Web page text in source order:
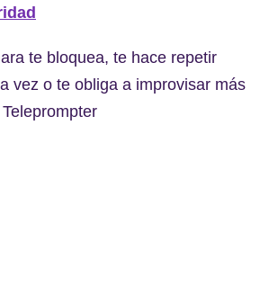
te bloquea, te hace repetir
vez o te obliga a improvisar más